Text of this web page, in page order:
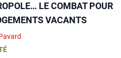
LE COMBAT POUR
VACANTS